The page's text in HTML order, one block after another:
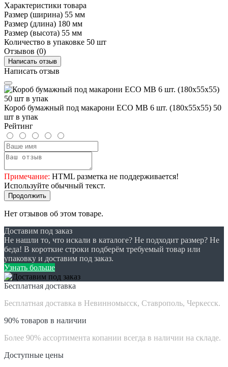
Характеристики товара
Размер (ширина) 55 мм
Размер (длина) 180 мм
Размер (высота) 55 мм
Количество в упаковке 50 шт
Отзывов (0)
Написать отзыв
Написать отзыв
Короб бумажный под макарони ECO MB 6 шт. (180х55х55) 50
шт в упак
Рейтинг
Примечание: HTML разметка не поддерживается!
Используйте обычный текст.
Продолжить
Нет отзывов об этом товаре.
Доставим под заказ
Не нашли то, что искали в каталоге? Не подходит размер? Не
беда! В короткие строки подберём требуемый товар или
упаковку и доставим под заказ.
Узнать больше
Бесплатная доставка
Бесплатная доставка в Невинномысск, Ставрополь, Черкесск.
90% товаров в наличии
Более 90% ассортимента копании всегда в наличии на складе.
Доступные цены